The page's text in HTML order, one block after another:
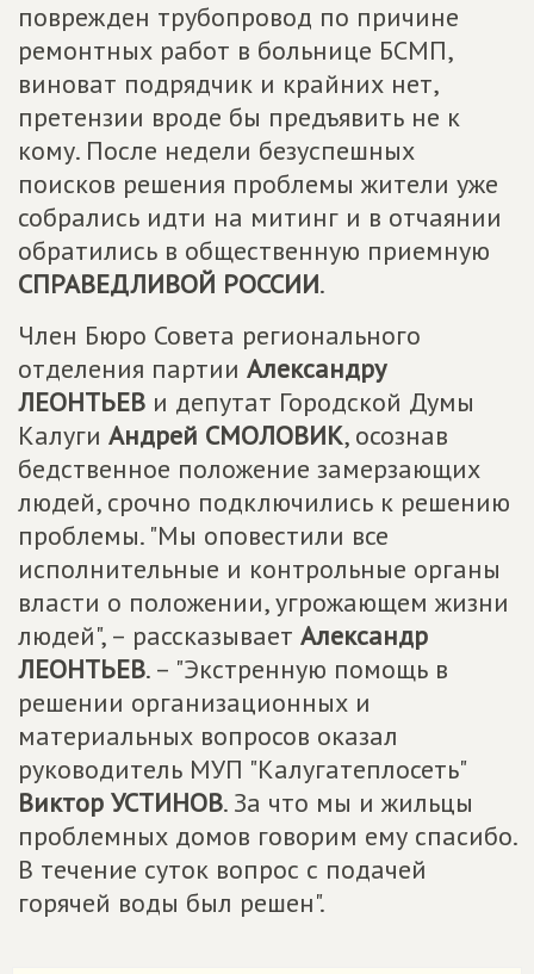
поврежден трубопровод по причине
ремонтных работ в больнице БСМП,
виноват подрядчик и крайних нет,
претензии вроде бы предъявить не к
кому. После недели безуспешных
поисков решения проблемы жители уже
собрались идти на митинг и в отчаянии
обратились в общественную приемную
СПРАВЕДЛИВОЙ РОССИИ.
Член Бюро Совета регионального
отделения партии Александру
ЛЕОНТЬЕВ и депутат Городской Думы
Калуги Андрей СМОЛОВИК, осознав
бедственное положение замерзающих
людей, срочно подключились к решению
проблемы. "Мы оповестили все
исполнительные и контрольные органы
власти о положении, угрожающем жизни
людей", – рассказывает Александр
ЛЕОНТЬЕВ. – "Экстренную помощь в
решении организационных и
материальных вопросов оказал
руководитель МУП "Калугатеплосеть"
Виктор УСТИНОВ. За что мы и жильцы
проблемных домов говорим ему спасибо.
В течение суток вопрос с подачей
горячей воды был решен".